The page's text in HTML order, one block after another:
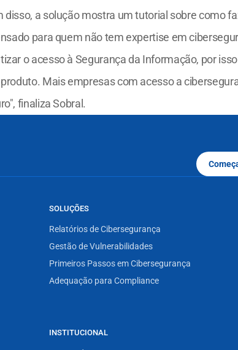
a solução mostra um tutorial sobre como
para quem não tem expertise em
o acesso à Segurança da Informação, por
Mais empresas com acesso a
finaliza Sobral.
SOLUÇÕES
Relatórios de Cibersegurança
Gestão de Vulnerabilidades
Primeiros Passos em Cibersegurança
Adequação para Compliance
INSTITUCIONAL